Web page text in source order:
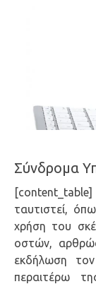
Σύνδρομα
ταυτιστεί,
χρήση του
οστών,
εκδήλωση
περαιτέρω